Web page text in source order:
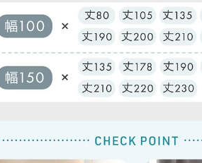
用いただけましたら幸いです。
のご利用、心よりお待ちしております